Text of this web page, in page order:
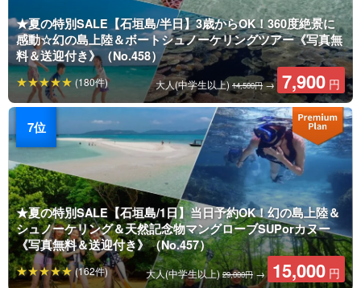
★夏の特別SALE【石垣島/半日】3歳からOK！360度絶景に
感動☆幻の島上陸＆ボートシュノーケリングツアー《写真無
料＆送迎付き》（No.458）
大人(中学生以上) 14,500円→ 7,900 円
(180件)
★夏の特別SALE【石垣島/1日】当日予約OK！幻の島上陸＆
シュノーケリング＆天然記念物マングローブSUPorカヌー
《写真無料＆送迎付き》（No.457）
大人(中学生以上) 29,000円→ 15,000 円
(162件)